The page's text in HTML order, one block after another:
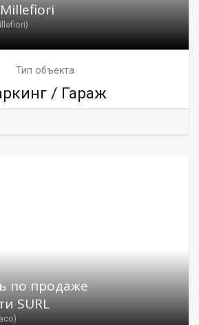
Тип объекта
/ Гараж
по продаже
SURL